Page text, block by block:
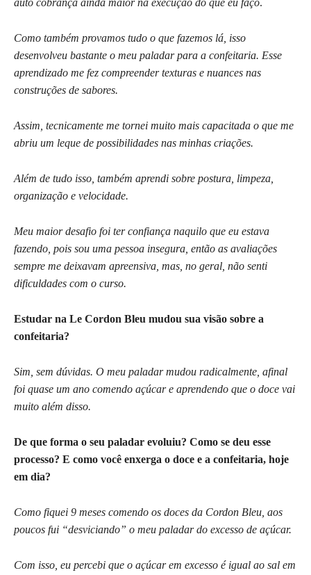
auto cobrança ainda maior na execução do que eu faço.
Como também provamos tudo o que fazemos lá, isso
desenvolveu bastante o meu paladar para a confeitaria. Esse
aprendizado me fez compreender texturas e nuances nas
construções de sabores.
Assim, tecnicamente me tornei muito mais capacitada o que me
abriu um leque de possibilidades nas minhas criações.
Além de tudo isso, também aprendi sobre postura, limpeza,
organização e velocidade.
Meu maior desafio foi ter confiança naquilo que eu estava
fazendo, pois sou uma pessoa insegura, então as avaliações
sempre me deixavam apreensiva, mas, no geral, não senti
dificuldades com o curso.
Estudar na Le Cordon Bleu mudou sua visão sobre a
confeitaria?
Sim, sem dúvidas. O meu paladar mudou radicalmente, afinal
foi quase um ano comendo açúcar e aprendendo que o doce vai
muito além disso.
De que forma o seu paladar evoluiu? Como se deu esse
processo? E como você enxerga o doce e a confeitaria, hoje
em dia?
Como fiquei 9 meses comendo os doces da Cordon Bleu, aos
poucos fui “desviciando” o meu paladar do excesso de açúcar.
Com isso, eu percebi que o açúcar em excesso é igual ao sal em